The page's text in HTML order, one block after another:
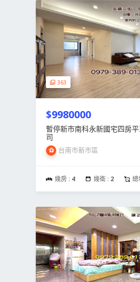
363
$9980000
暫停新市南科永新國宅四房
司
台南市新市區
幾房 : 4 幾衛 : 2 總